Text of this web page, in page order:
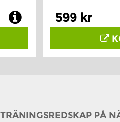
599 kr
TRÄNINGSREDSKAP PÅ